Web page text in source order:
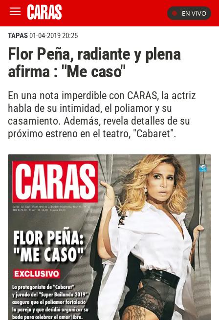
EN VIVO
TAPAS01-04-2019 20:25
Flor Peña, radiante y plena
afirma : "Me caso"
En una nota imperdible con CARAS, la actriz
habla de su intimidad, el poliamor y su
casamiento. Además, revela detalles de su
próximo estreno en el teatro, "Cabaret".